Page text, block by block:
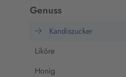
Genuss
Kandiszucker
Liköre
Honig